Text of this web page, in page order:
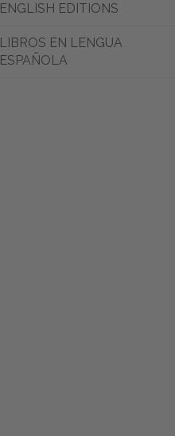
ENGLISH EDITIONS
LIBROS EN LENGUA
ESPAÑOLA